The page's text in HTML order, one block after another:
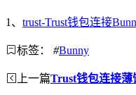
1、 trust-Trust钱包连接
标签： #Bunny
上一篇Trust钱包连接薄